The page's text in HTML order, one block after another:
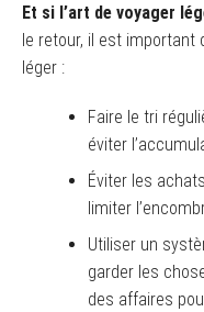
Et si l’art de voyager
le retour, il est important
léger :
Faire le tri
éviter
Éviter les
limiter
Utiliser un
garder les
des affaires